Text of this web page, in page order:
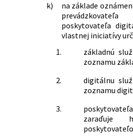
k)
na základe
poskytovateľa
vlastnej iniciatívy
1.
základnú
zoznamu
2.
digitálnu
zoznamu
3.
zaraďuje